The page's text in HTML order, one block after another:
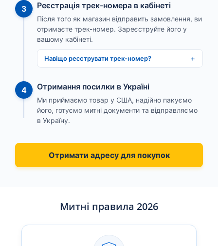
3 Реєстрація трек-номера в кабінеті
Після того як магазин відправить замовлення, ви
отримаєте трек-номер. Зареєструйте його у
вашому кабінеті.
Навіщо реєструвати трек-номер?
4 Отримання посилки в Україні
Ми приймаємо товар у США, надійно пакуємо
його, готуємо митні документи та відправляємо
в Україну.
Отримати адресу для покупок
Митні правила 2026